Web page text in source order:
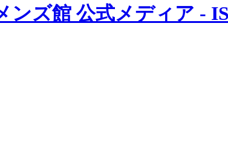
ンズ館 公式メディア -